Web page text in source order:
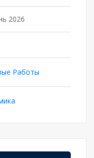
2026
Работы